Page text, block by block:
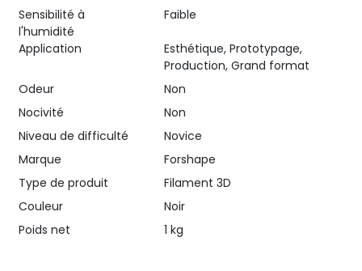
Sensibilité à
l'humidité
Faible
Application
Esthétique, Prototypage,
Production, Grand format
Odeur
Non
Nocivité
Non
Niveau de difficulté
Novice
Marque
Forshape
Type de produit
Filament 3D
Couleur
Noir
Poids net
1 kg